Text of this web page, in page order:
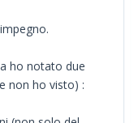
ho notato due
non ho visto) :